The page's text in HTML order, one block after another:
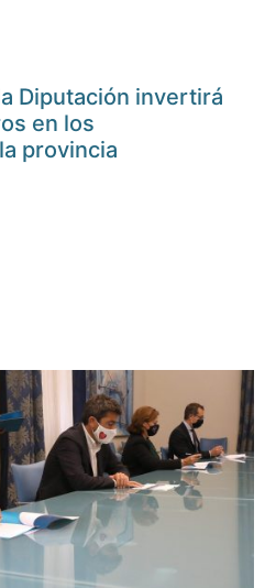
Diputación invertirá
en los
provincia